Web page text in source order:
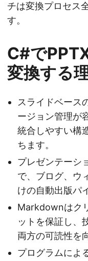
チは変換プロセス
す。
C#で
変換する
スライドベース
ージョン管理が
統合しやすい構
ちます。
プレゼンテーシ
で、ブログ、ウ
けの自動出版パ
Markdownはク
ットを保証し、
両方の可読性を
プログラムによ